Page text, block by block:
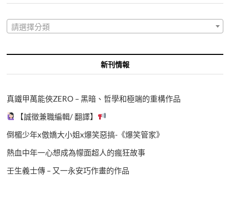
請選擇分類
新刊情報
真鐵甲萬能俠ZERO – 黑暗、哲學和極端的重構作品
【誠徵兼職編輯/ 翻譯】
倒楣少年x傲嬌大小姐x爆笑惡搞-《爆笑管家》
熱血中年一心想成為幪面超人的瘋狂故事
壬生義士傳 – 又一永安巧作畫的作品